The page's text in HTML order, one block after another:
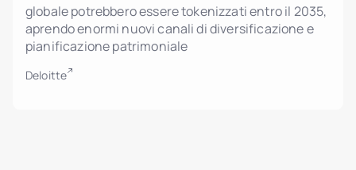
globale potrebbero essere tokenizzati entro il 2035,
aprendo enormi nuovi canali di diversificazione e
pianificazione patrimoniale
Deloitte